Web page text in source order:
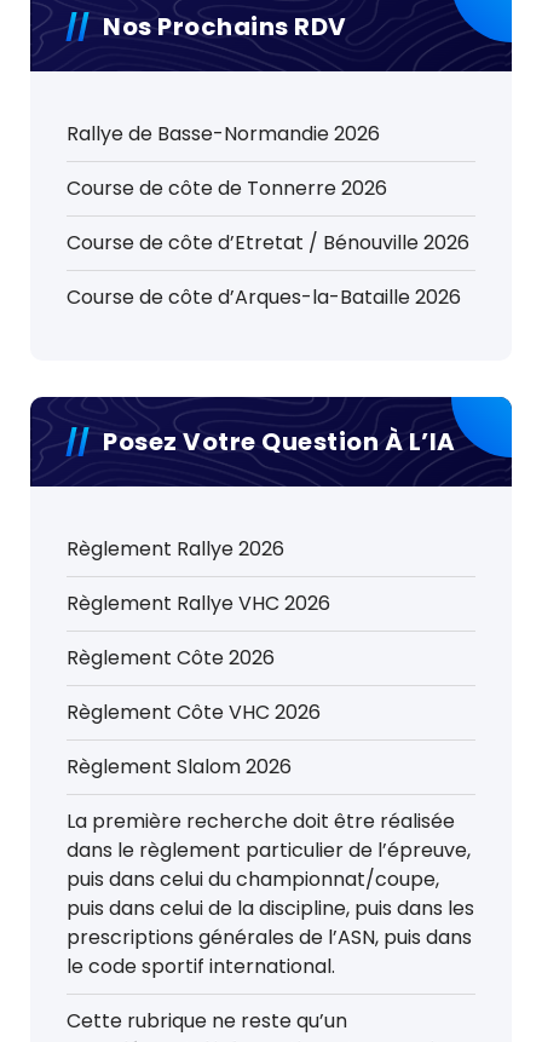
Nos Prochains RDV
Rallye de Basse-Normandie 2026
Course de côte de Tonnerre 2026
Course de côte d’Etretat / Bénouville 2026
Course de côte d’Arques-la-Bataille 2026
Posez Votre Question À L’IA
Règlement Rallye 2026
Règlement Rallye VHC 2026
Règlement Côte 2026
Règlement Côte VHC 2026
Règlement Slalom 2026
La première recherche doit être réalisée
dans le règlement particulier de l’épreuve,
puis dans celui du championnat/coupe,
puis dans celui de la discipline, puis dans les
prescriptions générales de l’ASN, puis dans
le code sportif international.
Cette rubrique ne reste qu’un